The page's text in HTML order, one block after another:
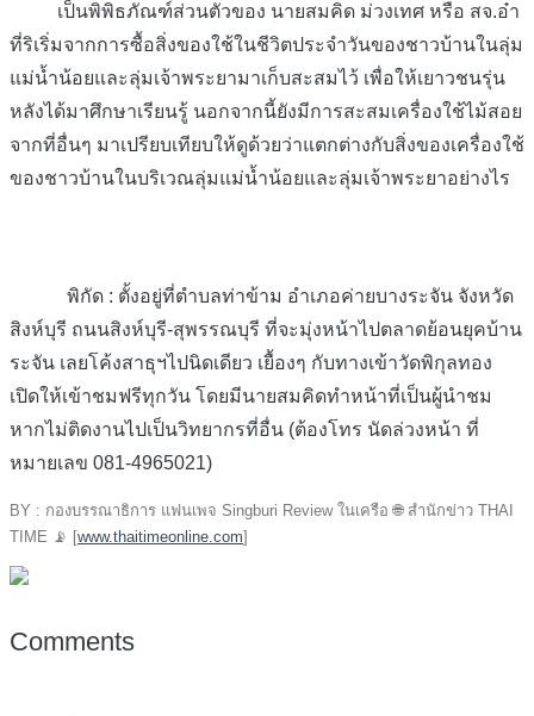
เป็นพิพิธภัณฑ์ส่วนตัวของ นายสมคิด ม่วงเทศ หรือ สจ.อ๋า
ที่ริเริ่มจากการซื้อสิ่งของใช้ในชีวิตประจำวันของชาวบ้านในลุ่ม
แม่น้ำน้อยและลุ่มเจ้าพระยามาเก็บสะสมไว้ เพื่อให้เยาวชนรุ่น
หลังได้มาศึกษาเรียนรู้ นอกจากนี้ยังมีการสะสมเครื่องใช้ไม้สอย
จากที่อื่นๆ มาเปรียบเทียบให้ดูด้วยว่าแตกต่างกับสิ่งของเครื่องใช้
ของชาวบ้านในบริเวณลุ่มแม่น้ำน้อยและลุ่มเจ้าพระยาอย่างไร
พิกัด : ตั้งอยู่ที่ตำบลท่าข้าม อำเภอค่ายบางระจัน จังหวัด
สิงห์บุรี ถนนสิงห์บุรี-สุพรรณบุรี ที่จะมุ่งหน้าไปตลาดย้อนยุคบ้าน
ระจัน เลยโค้งสาธุฯไปนิดเดียว เยื้องๆ กับทางเข้าวัดพิกุลทอง
เปิดให้เข้าชมฟรีทุกวัน โดยมีนายสมคิดทำหน้าที่เป็นผู้นำชม
หากไม่ติดงานไปเป็นวิทยากรที่อื่น (ต้องโทร นัดล่วงหน้า ที่
หมายเลข 081-4965021)
BY : กองบรรณาธิการ แฟนเพจ Singburi Review ในเครือ🌐สำนักข่าว THAI
TIME 📡 [www.thaitimeonline.com]
Comments